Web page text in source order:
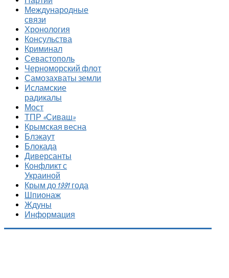
Международные
связи
Хронология
Консульства
Криминал
Севастополь
Черноморский флот
Самозахваты земли
Исламские
радикалы
Мост
ТПР «Сиваш»
Крымская весна
Блэкаут
Блокада
Диверсанты
Конфликт с
Украиной
Крым до 1991 года
Шпионаж
Ждуны
Информация